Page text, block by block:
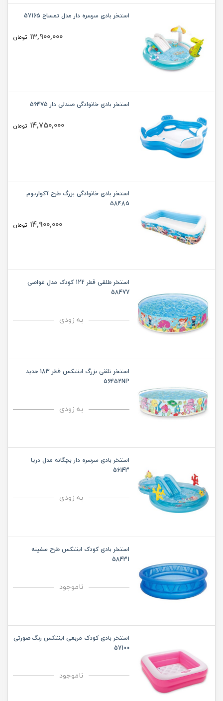
استخر بادی سرسره دار مدل تمساح 57165
13,900,000 تومان
استخر بادی خانوادگی صندلی دار 56475
14,750,000 تومان
استخر بادی خانوادگی بزرگ طرح آکواریوم
58485
14,900,000 تومان
استخر طلقی قطر 122 کودک مدل غواصی
58477
به زودی
استخر تلقی بزرگ اینتکس قطر 183 جدید
56452NP
به زودی
استخر بادی سرسره دار بچگانه مدل دریا
56143
به زودی
استخر بادی کودک اینتکس طرح سفینه
58431
ناموجود
استخر بادی کودک مربعی اینتکس رنگ صورتی
57100
ناموجود